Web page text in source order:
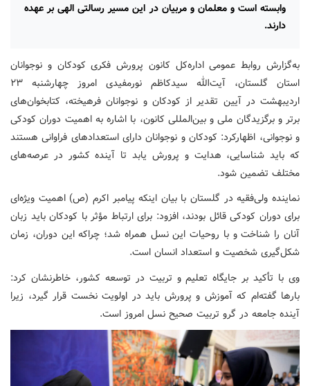
وابسته است و معلمان و مربیان در این مسیر رسالتی الهی بر عهده
دارند.
به‌گزارش روابط عمومی اداره‌کل کانون پرورش فکری کودکان و نوجوانان
استان گلستان، آیت‌الله سیدکاظم نورمفیدی امروز چهارشنبه ۲۳
اردیبهشت در آیین تقدیر از کودکان و نوجوانان فرهیخته، کتابخوان‌های
برتر و برگزیدگان ملی و بین‌المللی کانون، با اشاره به اهمیت دوران کودکی
و نوجوانی، اظهارکرد: کودکان و نوجوانان دارای استعدادهای فراوانی هستند
که باید شناسایی، هدایت و پرورش یابد تا آینده کشور در عرصه‌های
مختلف تضمین شود.
نماینده ولی‌فقیه در گلستان با بیان اینکه پیامبر اکرم (ص) اهمیت ویژه‌ای
برای دوران کودکی قائل بودند، افزود: برای ارتباط مؤثر با کودکان باید زبان
آنان را شناخت و با روحیات این نسل همراه شد؛ چراکه این دوران، زمان
شکل‌گیری شخصیت و استعداد انسان است.
وی با تأکید بر جایگاه تعلیم و تربیت در توسعه کشور، خاطرنشان کرد:
بارها گفته‌ام که آموزش و پرورش باید در اولویت نخست قرار گیرد، زیرا
آینده جامعه در گرو تربیت صحیح نسل امروز است.